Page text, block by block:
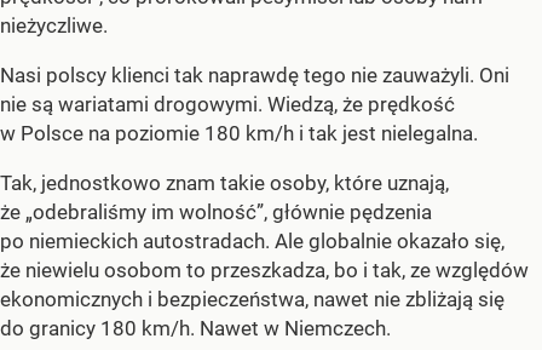
nieżyczliwe.
Nasi polscy klienci tak naprawdę tego nie zauważyli. Oni
nie są wariatami drogowymi. Wiedzą, że prędkość
w Polsce na poziomie 180 km/h i tak jest nielegalna.
Tak, jednostkowo znam takie osoby, które uznają,
że „odebraliśmy im wolność”, głównie pędzenia
po niemieckich autostradach. Ale globalnie okazało się,
że niewielu osobom to przeszkadza, bo i tak, ze względów
ekonomicznych i bezpieczeństwa, nawet nie zbliżają się
do granicy 180 km/h. Nawet w Niemczech.